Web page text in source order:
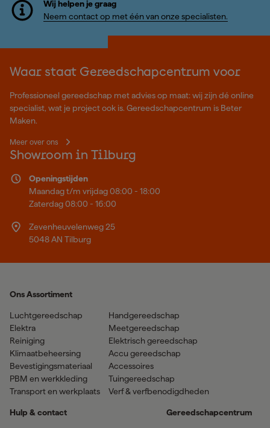
Wij helpen je graag
Neem contact op met één van onze specialisten.
Waar staat Gereedschapcentrum voor
Professioneel gereedschap met advies op maat: wij zijn dé online
specialist, wat je project ook is. Gereedschapcentrum is Beter
Maken.
Meer over ons
Showroom in Tilburg
Openingstijden
Maandag t/m vrijdag 08:00 - 18:00
Zaterdag 08:00 - 16:00
Zevenheuvelenweg 25
5048 AN Tilburg
Ons Assortiment
Luchtgereedschap
Elektra
Reiniging
Klimaatbeheersing
Bevestigingsmateriaal
PBM en werkkleding
Transport en werkplaats
Handgereedschap
Meetgereedschap
Elektrisch gereedschap
Accu gereedschap
Accessoires
Tuingereedschap
Verf & verfbenodigdheden
Hulp & contact Gereedschapcentrum